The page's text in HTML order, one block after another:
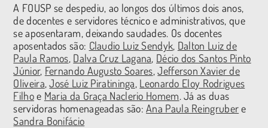
A FOUSP se despediu, ao longos dos últimos dois anos,
de docentes e servidores técnico e administrativos, que
se aposentaram, deixando saudades. Os docentes
aposentados são: Claudio Luiz Sendyk, Dalton Luiz de
Paula Ramos, Dalva Cruz Lagana, Décio dos Santos Pinto
Júnior, Fernando Augusto Soares,Jefferson Xavier de
Oliveira,José Luiz Piratininga, Leonardo Eloy Rodrigues
Filhoe Maria da Graça Naclerio Homem. Já as duas
servidoras homenageadas são:Ana Paula Reingrubere
Sandra Bonifácio